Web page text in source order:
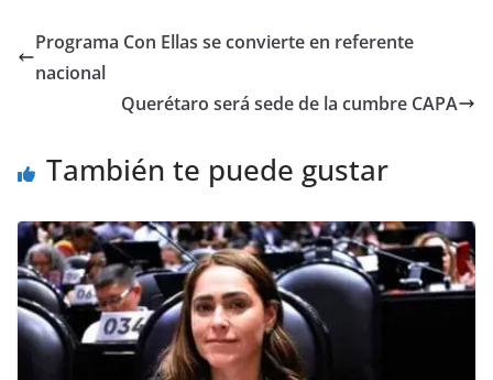
e
b
k
er l s
p
y
n
gr
m
e
Programa Con Ellas se convierte en referente
nacional
Querétaro será sede de la cumbre CAPA
También te puede gustar